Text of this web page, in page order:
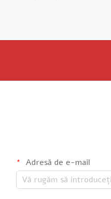
Adresă de e-mail